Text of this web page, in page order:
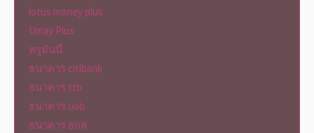
lotus money plus
Umay Plus
ทรูมันนี่
ธนาคาร citibank
ธนาคาร ttb
ธนาคาร uob
ธนาคาร ธกส